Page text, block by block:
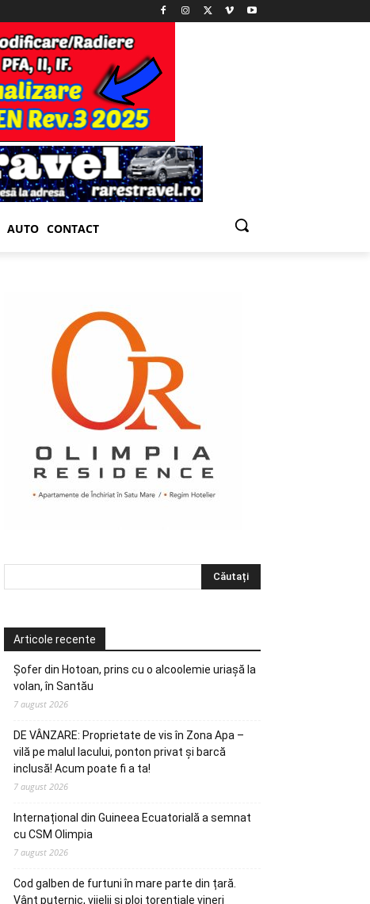
AUTO CONTACT
Articole recente
Șofer din Hotoan, prins cu o alcoolemie uriașă la
volan, în Santău
7 august 2026
DE VÂNZARE: Proprietate de vis în Zona Apa –
vilă pe malul lacului, ponton privat și barcă
inclusă! Acum poate fi a ta!
7 august 2026
Internațional din Guineea Ecuatorială a semnat
cu CSM Olimpia
7 august 2026
Cod galben de furtuni în mare parte din țară.
Vânt puternic, vijelii și ploi torențiale vineri